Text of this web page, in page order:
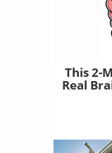
This 2-
Real